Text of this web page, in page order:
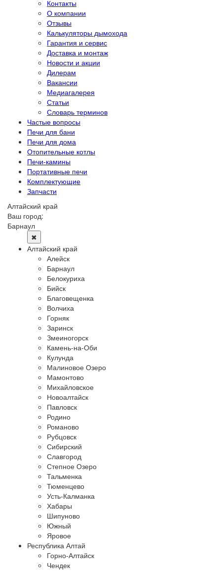
Контакты
О компании
Отзывы
Калькуляторы дымохода
Гарантия и сервис
Доставка и монтаж
Новости и акции
Дилерам
Вакансии
Медиагалерея
Статьи
Словарь терминов
Частые вопросы
Печи для бани
Печи для дома
Отопительные котлы
Печи-камины
Портативные печи
Комплектующие
Запчасти
Алтайский край
Ваш город:
Барнаул
✖
Алтайский край
Алейск
Барнаул
Белокуриха
Бийск
Благовещенка
Волчиха
Горняк
Заринск
Змеиногорск
Камень-на-Оби
Кулунда
Малиновое Озеро
Мамонтово
Михайловское
Новоалтайск
Павловск
Родино
Романово
Рубцовск
Сибирский
Славгород
Степное Озеро
Тальменка
Тюменцево
Усть-Калманка
Хабары
Шипуново
Южный
Яровое
Республика Алтай
Горно-Алтайск
Чендек